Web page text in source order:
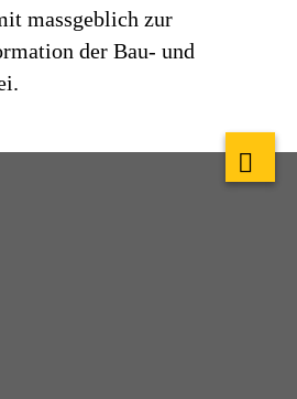
massgeblich zur
der Bau- und